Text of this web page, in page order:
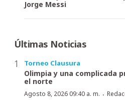
Jorge Messi
Últimas Noticias
Torneo Clausura
Olimpia y una complicada
el norte
Agosto 8, 2026 09:40 a. m. ·